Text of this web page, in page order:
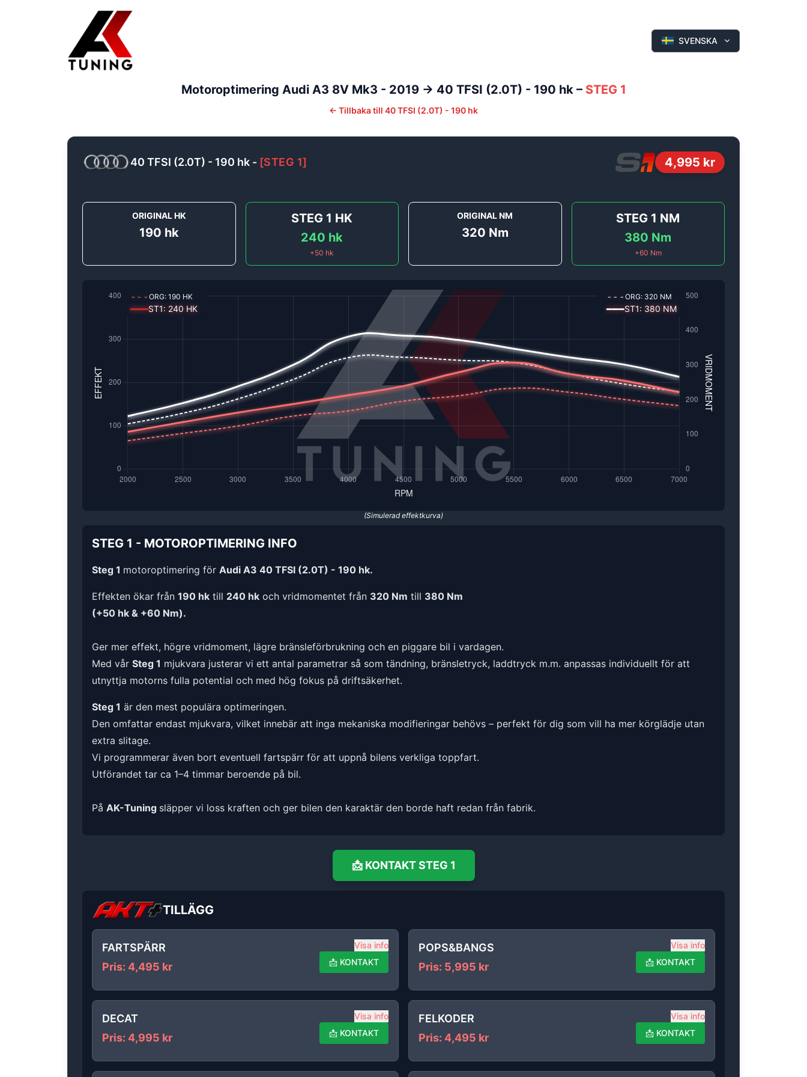
SVENSKA
Motoroptimering Audi A3 8V Mk3 - 2019 -> 40 TFSI (2.0T) - 190 hk– STEG 1
← Tillbaka till 40 TFSI (2.0T) - 190 hk
40 TFSI (2.0T) - 190 hk - [STEG 1] 4,995 kr
ORIGINAL HK
190 hk
STEG 1 HK
240 hk
+50 hk
ORIGINAL NM
320 Nm
STEG 1 NM
380 Nm
+60 Nm
---ORG:190 HK
━━━ST1: 240 HK
---ORG: 320 NM
━━━ST1: 380 NM
(Simulerad effektkurva)
STEG 1 - MOTOROPTIMERING INFO
Steg 1 motoroptimering för Audi A3 40 TFSI (2.0T) - 190 hk.
Effekten ökar från 190 hk till 240 hk och vridmomentet från 320 Nm till 380 Nm
(+50 hk & +60 Nm).
Ger mer effekt, högre vridmoment, lägre bränsleförbrukning och en piggare bil i vardagen.
Med vår Steg 1 mjukvara justerar vi ett antal parametrar så som tändning, bränsletryck, laddtryck m.m. anpassas individuellt för att
utnyttja motorns fulla potential och med hög fokus på driftsäkerhet.
Steg 1 är den mest populära optimeringen.
Den omfattar endast mjukvara, vilket innebär att inga mekaniska modifieringar behövs – perfekt för dig som vill ha mer körglädje utan
extra slitage.
Vi programmerar även bort eventuell fartspärr för att uppnå bilens verkliga toppfart.
Utförandet tar ca 1–4 timmar beroende på bil.
På AK-Tuning släpper vi loss kraften och ger bilen den karaktär den borde haft redan från fabrik.
📩 KONTAKT STEG 1
TILLÄGG
FARTSPÄRR
Pris: 4,495 kr
Visa info
📩 KONTAKT
POPS&BANGS
Pris: 5,995 kr
Visa info
📩 KONTAKT
DECAT
Pris: 4,995 kr
Visa info
📩 KONTAKT
FELKODER
Pris: 4,495 kr
Visa info
📩 KONTAKT